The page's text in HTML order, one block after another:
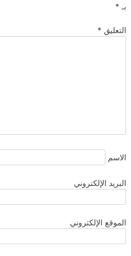
بـ *
التعليق *
الاسم
البريد الإلكتروني
الموقع الإلكتروني